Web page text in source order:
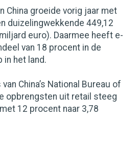
China groeide vorig jaar met
duizelingwekkende 449,12
euro). Daarmee heeft e-
van 18 procent in de
in het land.
China’s National Bureau of
opbrengsten uit retail steeg
12 procent naar 3,78